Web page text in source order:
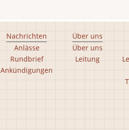
Nachrichten
Anlässe
Rundbrief
Ankündigungen
Über uns
Über uns
Leitung